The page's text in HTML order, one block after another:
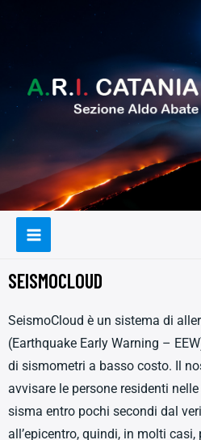
SEISMOCLOUD
SeismoCloud è un sistema di
(Earthquake Early Warning –
di sismometri a basso costo. Il
avvisare le persone residenti
sisma entro pochi secondi dal
all’epicentro, quindi, in molti